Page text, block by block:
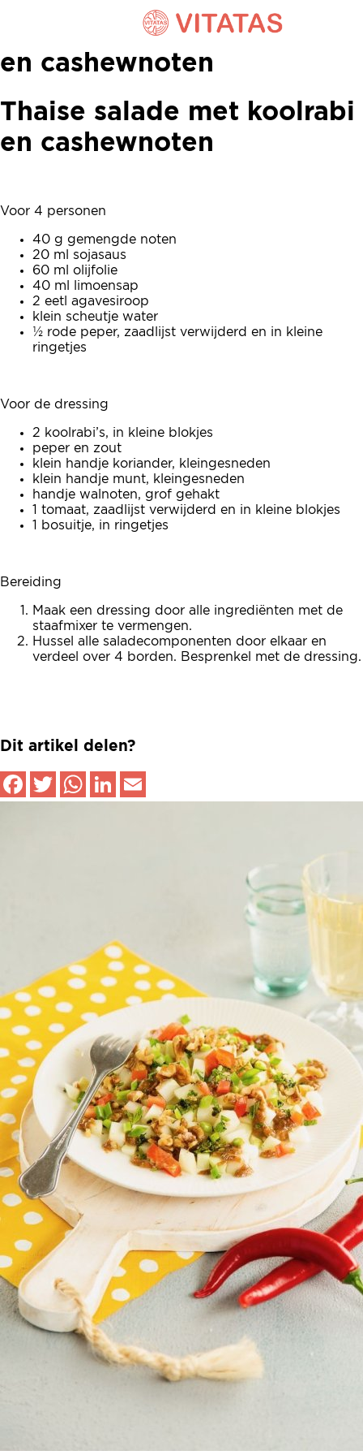
Thaise salade met koolrabi
en cashewnoten
Thaise salade met koolrabi
en cashewnoten
Voor 4 personen
40 g gemengde noten
20 ml sojasaus
60 ml olijfolie
40 ml limoensap
2 eetl agavesiroop
klein scheutje water
½ rode peper, zaadlijst verwijderd en in kleine
ringetjes
Voor de dressing
2 koolrabi’s, in kleine blokjes
peper en zout
klein handje koriander, kleingesneden
klein handje munt, kleingesneden
handje walnoten, grof gehakt
1 tomaat, zaadlijst verwijderd en in kleine blokjes
1 bosuitje, in ringetjes
Bereiding
Maak een dressing door alle ingrediënten met de
staafmixer te vermengen.
Hussel alle saladecomponenten door elkaar en
verdeel over 4 borden. Besprenkel met de dressing.
Dit artikel delen?